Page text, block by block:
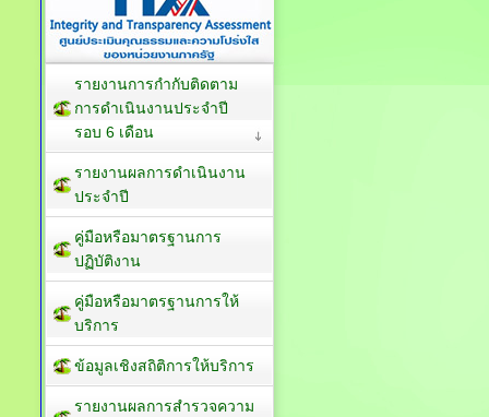
รายงานการกำกับติดตาม
การดำเนินงานประจำปี
รอบ 6 เดือน
รายงานผลการดำเนินงาน
ประจำปี
คู่มือหรือมาตรฐานการ
ปฏิบัติงาน
คู่มือหรือมาตรฐานการให้
บริการ
ข้อมูลเชิงสถิติการให้บริการ
รายงานผลการสำรวจความ